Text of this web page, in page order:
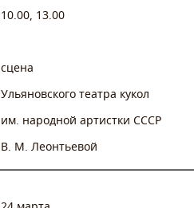
10.00, 13.00
сцена
Ульяновского театра кукол
им. народной артистки СССР
В. М. Леонтьевой